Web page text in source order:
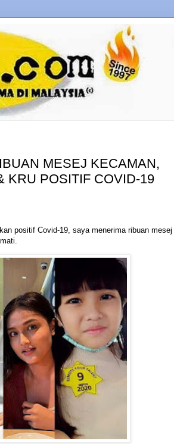
MESEJ KECAMAN,
KRU POSITIF COVID-19
positif Covid-19, saya menerima ribuan mesej